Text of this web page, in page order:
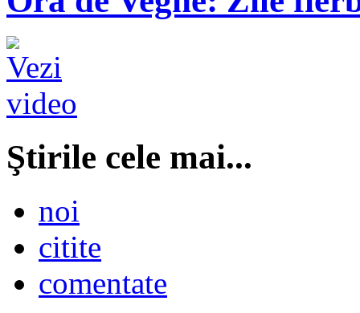
Ştirile cele mai...
noi
citite
comentate